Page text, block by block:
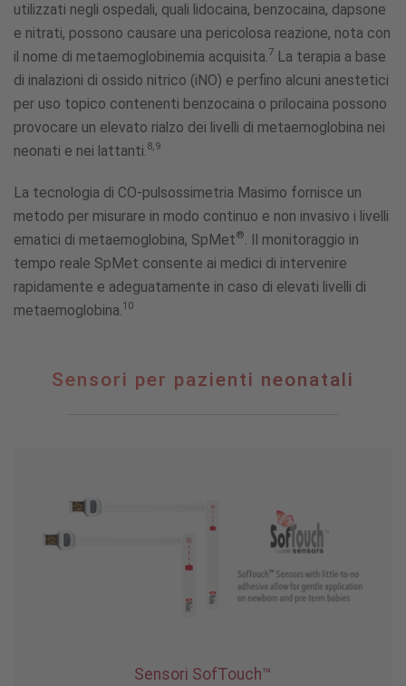
utilizzati negli ospedali, quali lidocaina, benzocaina, dapsone
e nitrati, possono causare una pericolosa reazione, nota con
il nome di metaemoglobinemia acquisita.7 La terapia a base
di inalazioni di ossido nitrico (iNO) e perfino alcuni anestetici
per uso topico contenenti benzocaina o prilocaina possono
provocare un elevato rialzo dei livelli di metaemoglobina nei
neonati e nei lattanti.8,9
La tecnologia di CO-pulsossimetria Masimo fornisce un
metodo per misurare in modo continuo e non invasivo i livelli
ematici di metaemoglobina, SpMet®. Il monitoraggio in
tempo reale SpMet consente ai medici di intervenire
rapidamente e adeguatamente in caso di elevati livelli di
metaemoglobina.10
Sensori per pazienti neonatali
Sensori SofTouch™